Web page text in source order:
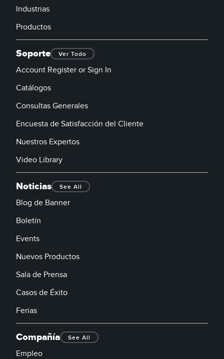
Industrias
Productos
Soporte Ver Todo
Account Register or Sign In
Catálogos
Consultas Generales
Encuesta de Satisfacción del Cliente
Nuestros Expertos
Video Library
Noticias See All
Blog de Banner
Boletín
Events
Nuevos Productos
Sala de Prensa
Casos de Éxito
Ferias
Compañía See All
Empleo